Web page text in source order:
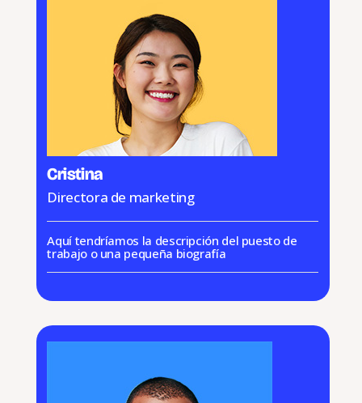
Cristina
Directora de marketing
Aquí tendríamos la descripción del puesto de
trabajo o una pequeña biografía